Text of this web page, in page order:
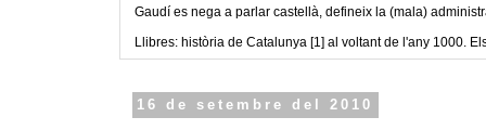
Gaudí es nega a parlar castellà, defineix la (mala)
Llibres: història de Catalunya [1] al voltant de l'any 1000.
16 de setembre del 2010